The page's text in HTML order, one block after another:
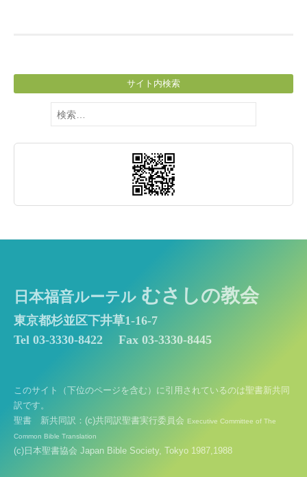
サイト内検索
検
索:
日本福音ルーテル むさしの教会
東京都杉並区下井草1-16-7
Tel 03-3330-8422
Fax 03-3330-8445
このサイト（下位のページを含む）に引用されているのは聖書新共同
訳です。
聖書 新共同訳：(c)共同訳聖書実行委員会 Executive Committee of The
Common Bible Translation
(c)日本聖書協会 Japan Bible Society, Tokyo 1987,1988